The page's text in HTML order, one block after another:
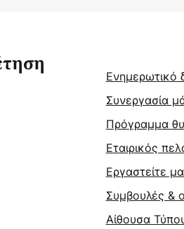
Ενημερωτικό
Συνεργασία
Πρόγραμμα
Εταιρικός
Εργαστείτε
Συμβουλές &
Αίθουσα